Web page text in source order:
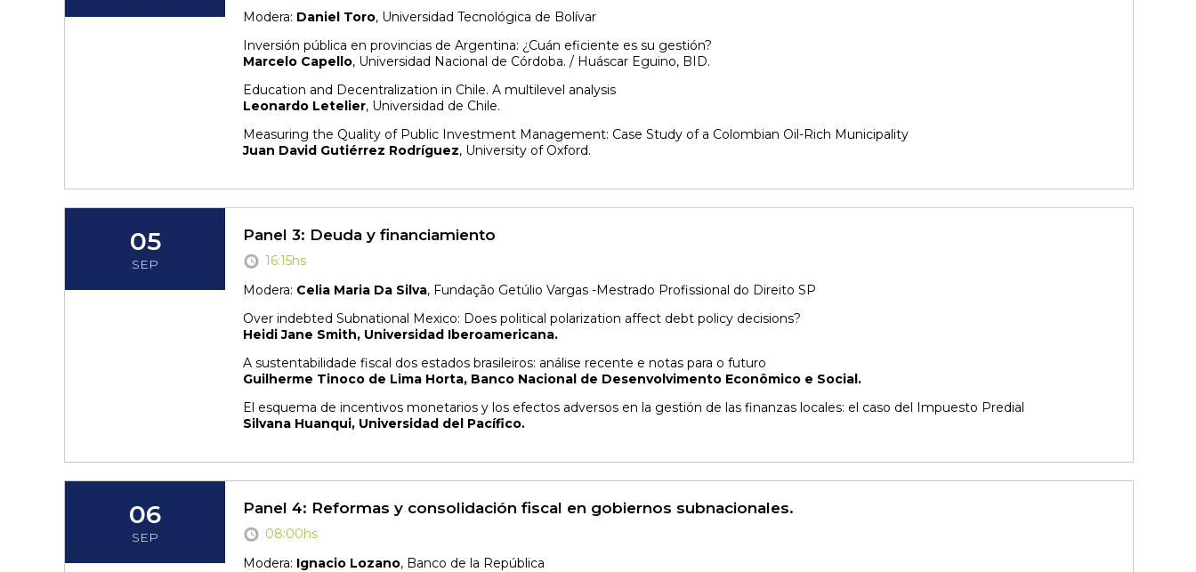
Modera: Daniel Toro, Universidad Tecnológica de Bolívar
Inversión pública en provincias de Argentina: ¿Cuán eficiente es su gestión?
Marcelo Capello, Universidad Nacional de Córdoba. / Huáscar Eguino, BID.
Education and Decentralization in Chile. A multilevel analysis
Leonardo Letelier, Universidad de Chile.
Measuring the Quality of Public Investment Management: Case Study of a Colombian Oil-Rich Municipality
Juan David Gutiérrez Rodríguez, University of Oxford.
05
SEP
Panel 3: Deuda y financiamiento
16:15hs
Modera: Celia Maria Da Silva, Fundação Getúlio Vargas -Mestrado Profissional do Direito SP
Over indebted Subnational Mexico: Does political polarization affect debt policy decisions?
Heidi Jane Smith, Universidad Iberoamericana.
A sustentabilidade fiscal dos estados brasileiros: análise recente e notas para o futuro
Guilherme Tinoco de Lima Horta, Banco Nacional de Desenvolvimento Econômico e Social.
El esquema de incentivos monetarios y los efectos adversos en la gestión de las finanzas locales: el caso del Impuesto Predial
Silvana Huanqui, Universidad del Pacífico.
06
SEP
Panel 4: Reformas y consolidación fiscal en gobiernos subnacionales.
08:00hs
Modera: Ignacio Lozano, Banco de la República